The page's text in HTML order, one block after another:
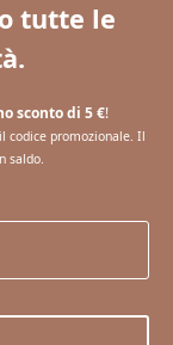
tutte le
sconto di 5 €!
codice promozionale. Il
saldo.